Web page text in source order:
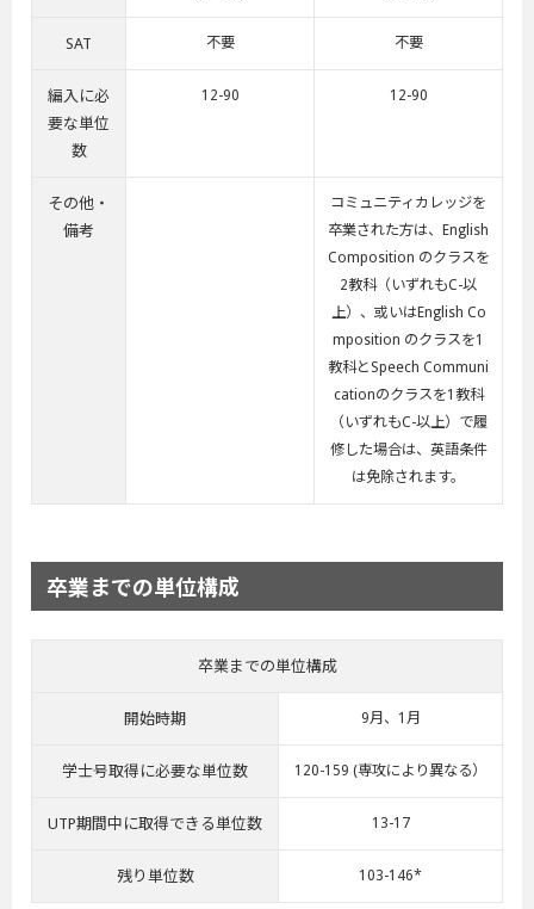
SAT 不要 不要
編入に必
要な単位
数
12-90 12-90
その他・
備考
コミュニティカレッジを
卒業された方は、English
Composition のクラスを
2教科（いずれもC-以
上）、或いはEnglish Co
mposition のクラスを1
教科とSpeech Communi
cationのクラスを1教科
（いずれもC-以上）で履
修した場合は、英語条件
は免除されます。
卒業までの単位構成
卒業までの単位構成
開始時期 9月、1月
学士号取得に必要な単位数 120-159 (専攻により異なる）
UTP期間中に取得できる単位数 13-17
残り単位数 103-146*